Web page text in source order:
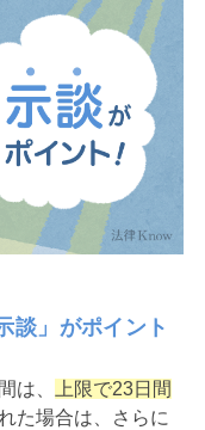
談」がポイント
は、
上限で23日間
た場合は、さらに